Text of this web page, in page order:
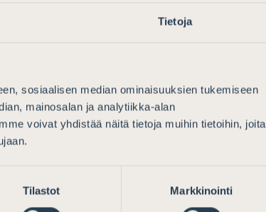
Tietoja
sosiaalisen median ominaisuuksien tukemiseen
mainosalan ja analytiikka-alan
voivat yhdistää näitä tietoja muihin tietoihin, joita
Tilastot Markkinointi
resurssien vajavaisuus (sekä
hankintojen edellyttämien varojen
hallinnon ja kansalaisten oikeuksien
tapahtuvassa
lukien niiden hankinnoille,
omiaan itsessään
Riskinä on
realisoituminen.